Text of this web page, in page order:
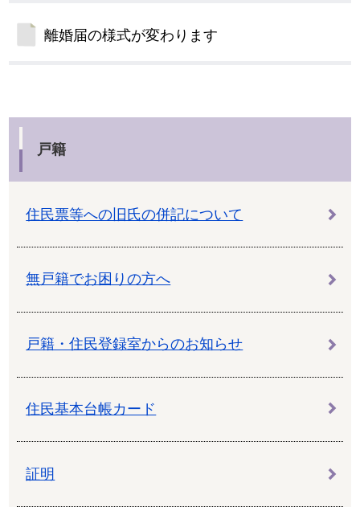
離婚届の様式が変わります
戸籍
住民票等への旧氏の併記について
無戸籍でお困りの方へ
戸籍・住民登録室からのお知らせ
住民基本台帳カード
証明